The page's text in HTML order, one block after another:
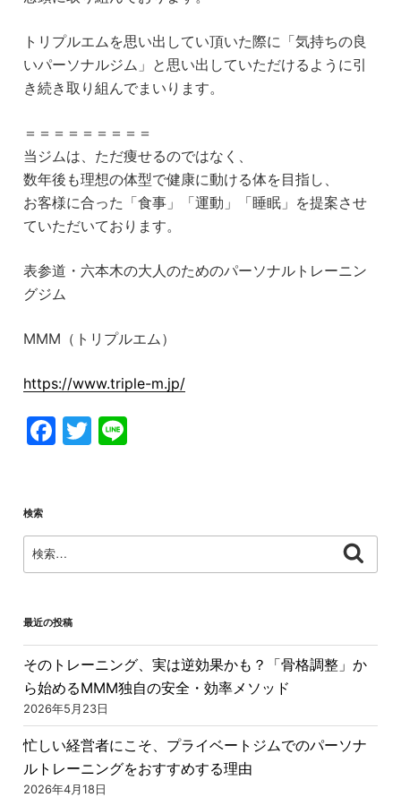
トリプルエムを思い出してい頂いた際に「気持ちの良
いパーソナルジム」と思い出していただけるように引
き続き取り組んでまいります。
＝＝＝＝＝＝＝＝＝
当ジムは、ただ痩せるのではなく、
数年後も理想の体型で健康に動ける体を目指し、
お客様に合った「食事」「運動」「睡眠」を提案させ
ていただいております。
表参道・六本木の大人のためのパーソナルトレーニン
グジム
MMM（トリプルエム）
https://www.triple-m.jp/
F
b
o
k
T
検索
検
索:
索
最近の投稿
そのトレーニング、実は逆効果かも？「骨格調整」か
ら始めるMMM独自の安全・効率メソッド
2026年5月23日
忙しい経営者にこそ、プライベートジムでのパーソナ
ルトレーニングをおすすめする理由
2026年4月18日